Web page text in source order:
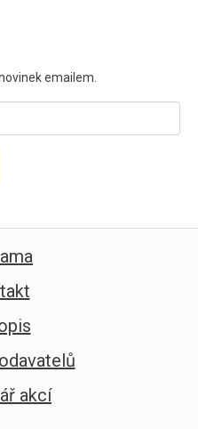
emailem.
akcí